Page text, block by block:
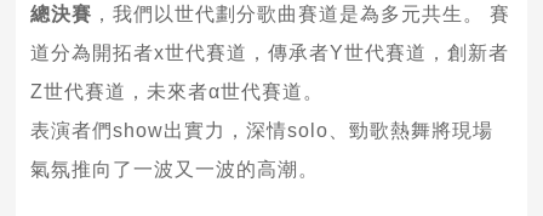
總決賽 ，我們以世代劃分歌曲賽道是為多元共生。 賽
道分為開拓者x世代賽道，傳承者Y世代賽道，創新者
Z世代賽道，未來者α世代賽道。
表演者們show出實力，深情solo、勁歌熱舞將現場
氣氛推向了一波又一波的高潮。